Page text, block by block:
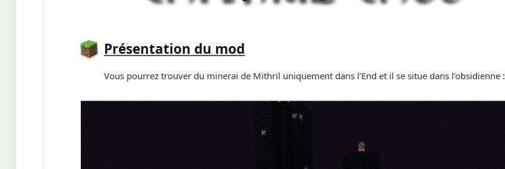
Présentation du mod
Vous pourrez trouver du minerai de Mithril uniquement dans l’End et il se situe dans l’obsidienne :